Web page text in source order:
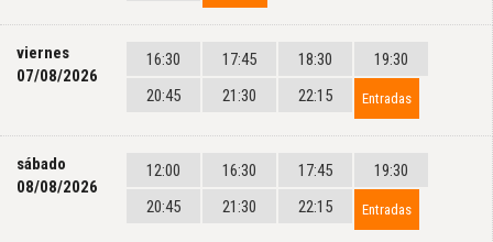
viernes
07/08/2026
16:30 17:45 18:30
19:30
20:45
21:30 22:15 Entradas
sábado
08/08/2026
12:00 16:30 17:45
19:30
20:45
21:30 22:15 Entradas